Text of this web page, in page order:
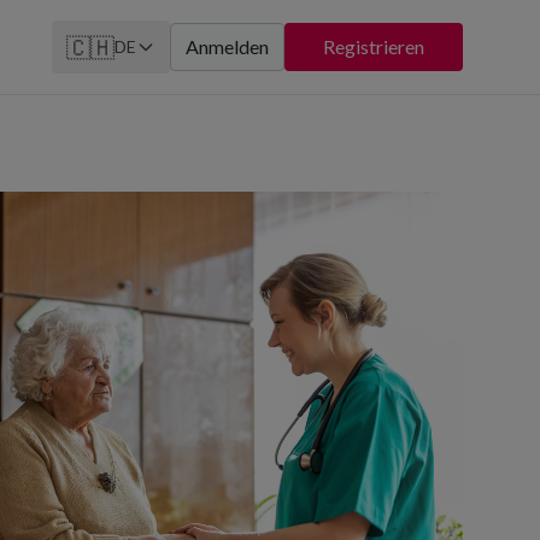
🇨🇭DE Anmelden Registrieren